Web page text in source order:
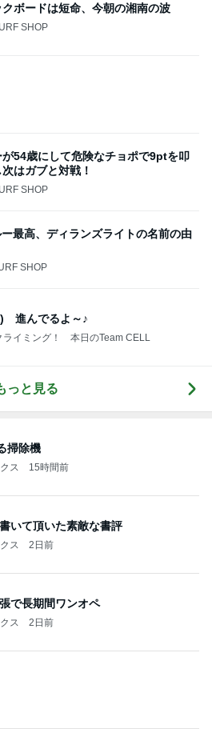
クボードは短命、今朝の湘南の波
SHOP
最高、ディランズライトの名前の由
SHOP
進んでるよ～♪
っと見る
ス 15時間前
いて頂いた素敵な書評
ス 2日前
で長期間ワンオペ
ス 2日前
思うも怖さもある事
ス 2日前